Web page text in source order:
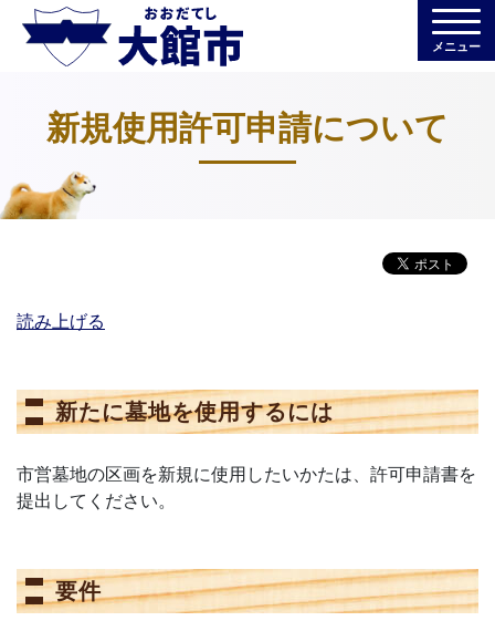
メニュー
新規使用許可申請について
読み上げる
新たに墓地を使用するには
市営墓地の区画を新規に使用したいかたは、許可申請書を
提出してください。
要件